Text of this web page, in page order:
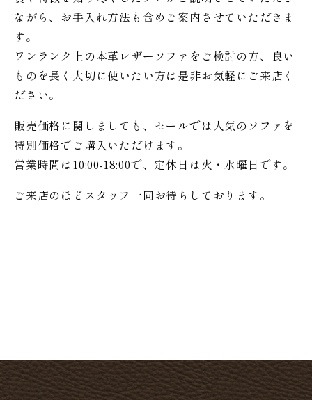
ながら、お手入れ方法も含めご案内させていただきま
す。
ワンランク上の本革レザーソファをご検討の方、良い
ものを長く大切に使いたい方は是非お気軽にご来店く
ださい。
販売価格に関しましても、セールでは人気のソファを
特別価格でご購入いただけます。
営業時間は10:00-18:00で、定休日は火・水曜日です。
ご来店のほどスタッフ一同お待ちしております。